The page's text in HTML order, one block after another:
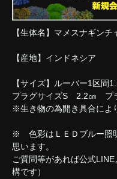
【生体名】マメスナギンチ
【産地】インドネシア
【サイズ】ルーバー1区間
プラグサイズS 2.2㎝ プ
※生き物の為開き具合によ
※ 色彩はＬＥＤブルー照
思います。
ご質問等があれば公式
構です）